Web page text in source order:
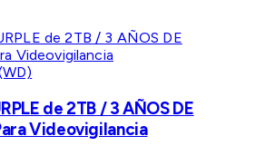
de 2TB / 3 AÑOS DE
Videovigilancia